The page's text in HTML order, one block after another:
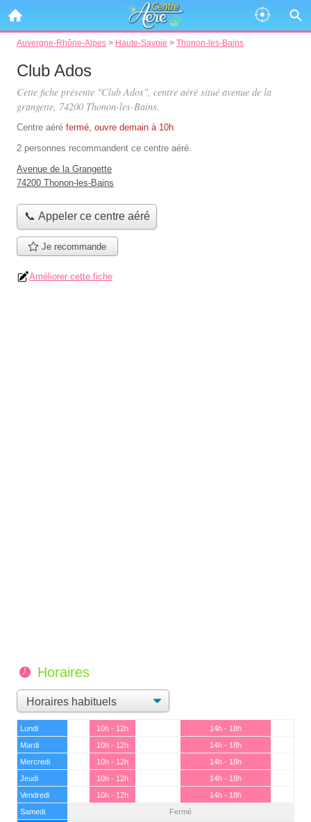
Auvergne-Rhône-Alpes > Haute-Savoie > Thonon-les-Bains
Club Ados
Cette fiche présente "Club Ados", centre aéré situé avenue de la
grangette, 74200 Thonon-les-Bains.
Centre aéré fermé, ouvre demain à 10h
2 personnes recommandent ce centre aéré.
Avenue de la Grangette
74200 Thonon-les-Bains
📞 Appeler ce centre aéré
Je recommande
Améliorer cette fiche
Horaires
Lundi 10h - 12h
14h - 18h
Mardi
10h - 12h
14h - 18h
Mercredi
10h - 12h
14h - 18h
Jeudi
10h - 12h
14h - 18h
Vendredi
10h - 12h
14h - 18h
Samedi
Fermé